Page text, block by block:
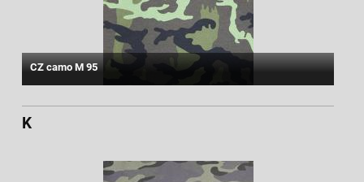
CZ camo M 95
K